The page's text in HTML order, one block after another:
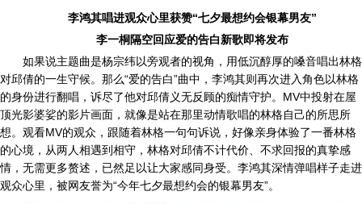
李鸿其唱进观众心里获赞“七夕最想约会银幕男友”
李一桐隔空回应爱的告白新歌即将发布
如果说主题曲是杨宗纬以旁观者的视角，用低沉醇厚的嗓音唱出林格
对邱倩的一生守候。那么“爱的告白”曲中，李鸿其则再次进入角色以林格
的身份进行翻唱，诉尽了他对邱倩义无反顾的痴情守护。MV中投射在屋
顶光影婆娑的影片画面，就像是站在那里动情歌唱的林格自己的所思所
想。观看MV的观众，跟随着林格一句句诉说，好像亲身体验了一番林格
的心境，从两人相遇到相守，林格对邱倩不计代价、不求回报的真挚感
情，无需更多赘述，已然足以让大家感同身受。李鸿其深情弹唱样子走进
观众心里，被网友誉为“今年七夕最想约会的银幕男友”。